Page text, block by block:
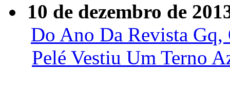
10 de dezembro de
Do Ano Da Revista
Pelé Vestiu Um Terno